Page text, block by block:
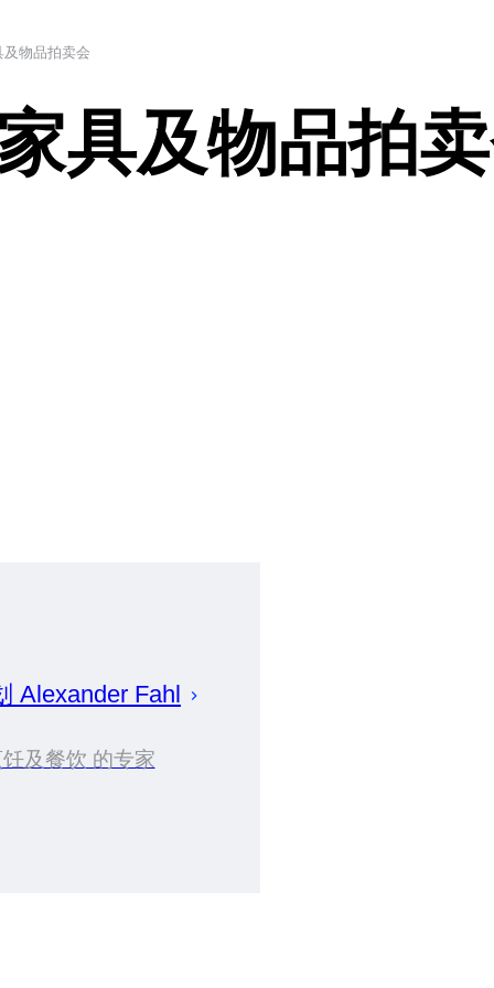
物品拍卖会
具及物品拍
Alexander Fahl
及餐饮 的专家